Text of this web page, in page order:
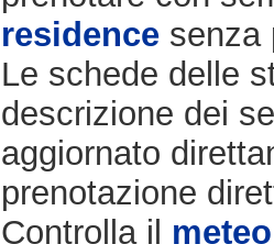
residence senza
Le schede delle
descrizione dei
aggiornato
prenotazione
Controlla il meteo